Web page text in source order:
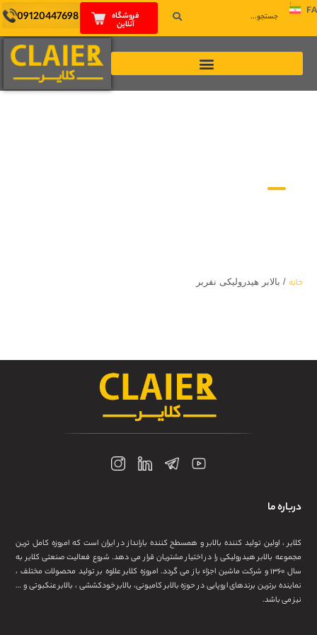
FA فروشگاه
آنلاین 09120447698
خانه / بالابر هیدرولیکی نفربر
درباره ما
کلایر ، اولین تولید کننده بالابر و همسطح کننده بارانداز در ایران است که امروزه کامل ترین
مجموعه بالابر هیدرولیکی را در اختیار مشتریان قرار می دهد. شروع فعالیت صنعتی کلایر به
سال ۱۳۶۰ و شرکت ماشین اجزاء باز می گردد. امروزه کلایر علاوه بر تولید محصولات مختلف ،
نماینده برترین برندهای اروپایی در حوزه بالابر کامیونی، بالابر خودکششی ، بالابر عنکبوتی و …
نیز می باشد.